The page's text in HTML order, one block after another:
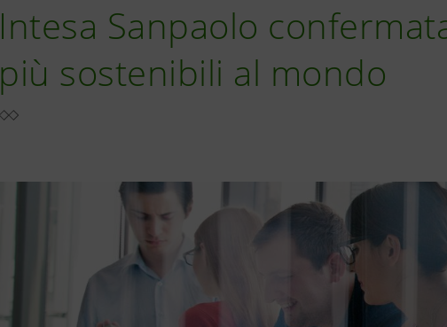
Intesa Sanpaolo
più sostenibili al mondo